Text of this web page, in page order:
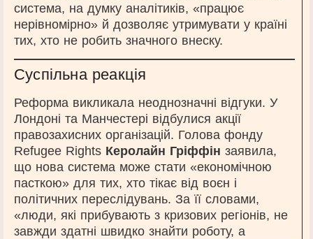
система, на думку аналітиків, «працює
нерівномірно» й дозволяє утримувати у країні
тих, хто не робить значного внеску.
Суспільна реакція
Реформа викликала неоднозначні відгуки. У
Лондоні та Манчестері відбулися акції
правозахисних організацій. Голова фонду
Refugee Rights Керолайн Гріффін заявила,
що нова система може стати «економічною
пасткою» для тих, хто тікає від воєн і
політичних переслідувань. За її словами,
«люди, які прибувають з кризових регіонів, не
завжди здатні швидко знайти роботу, а